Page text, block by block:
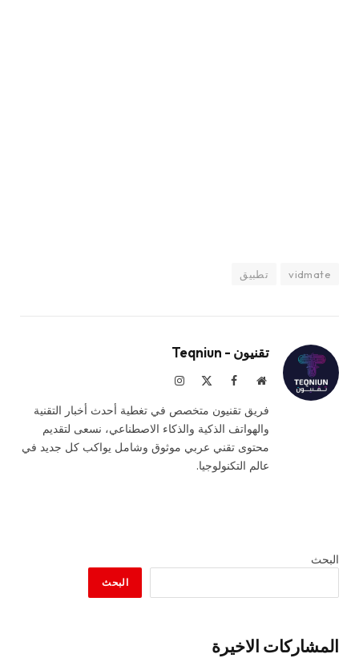
vidmate تطبيق
تقنيون - Teqniun
موقعفيسبوك الانستغرام
فريق تقنيون متخصص في تغطية أحدث أخبار التقنية
والهواتف الذكية والذكاء الاصطناعي، نسعى لتقديم
محتوى تقني عربي موثوق وشامل يواكب كل جديد في
عالم التكنولوجيا.
البحث
البحث
المشاركات الاخيرة